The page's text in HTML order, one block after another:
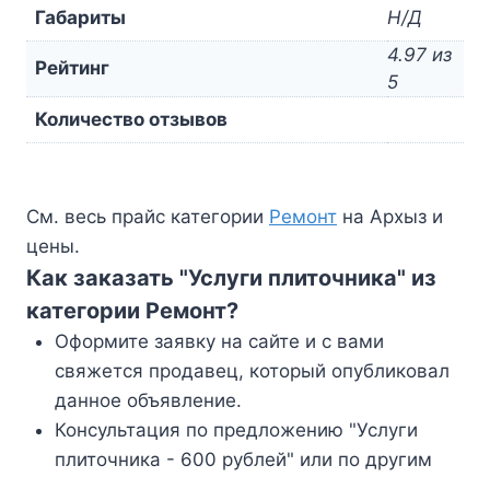
Габариты
Н/Д
Рейтинг
4.97 из
5
Количество отзывов
См. весь прайс категории Ремонт на Архыз и
цены.
Как заказать "Услуги плиточника" из
категории Ремонт?
Оформите заявку на сайте и с вами
свяжется продавец, который опубликовал
данное объявление.
Консультация по предложению "Услуги
плиточника - 600 рублей" или по другим